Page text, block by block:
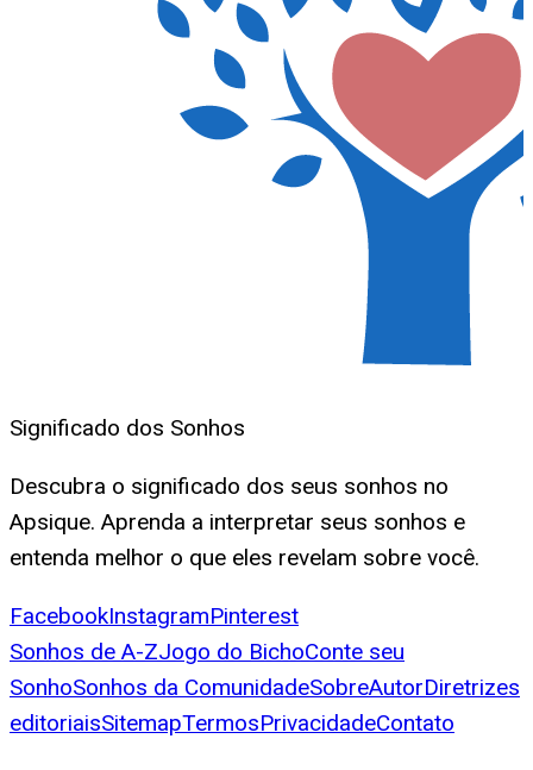
Significado dos Sonhos
Descubra o significado dos seus sonhos no
Apsique. Aprenda a interpretar seus sonhos e
entenda melhor o que eles revelam sobre você.
FacebookInstagramPinterest
Sonhos de A-ZJogo do BichoConte seu
SonhoSonhos da ComunidadeSobreAutorDiretrizes
editoriaisSitemapTermosPrivacidadeContato